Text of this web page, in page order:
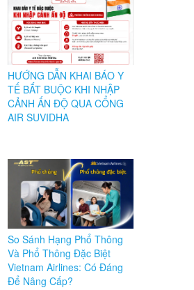
HƯỚNG DẪN KHAI BÁO Y
TẾ BẮT BUỘC KHI NHẬP
CẢNH ẤN ĐỘ QUA CỔNG
AIR SUVIDHA
So Sánh Hạng Phổ Thông
Và Phổ Thông Đặc Biệt
Vietnam Airlines: Có Đáng
Để Nâng Cấp?